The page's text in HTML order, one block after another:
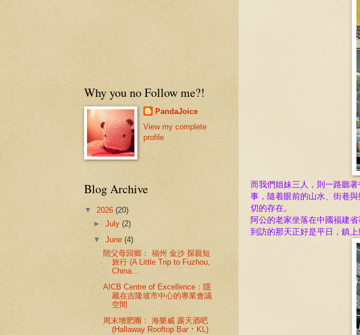
而我們姐妹三人，則一路聽
事，隨着眼前的山水、街巷
切的存在。
阿公的老家坐落在中國福建
到訪的那天正好是平日，鎮
Why you no Follow me?!
PandaJoice
View my complete
profile
Blog Archive
▼ 2026 (20)
►July(2)
▼June(4)
陪父母回鄉： 福州 金沙 探親短
旅行 (A Little Trip to Fuzhou,
China...
AICB Centre of Excellence：隱
藏在吉隆坡市中心的專業會議
空間
周末增肥團： 海樂威 露天酒吧
(Hallaway Rooftop Bar ⠂KL)